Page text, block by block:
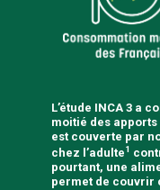
L’étude INCA 3 a
moitié des apports
est couverte par
chez l’adulte1
pourtant, une
permet de couvrir